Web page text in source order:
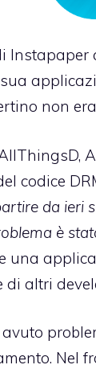
Instapaper
non
,
codice
da ieri
è
una
di altri
Nel